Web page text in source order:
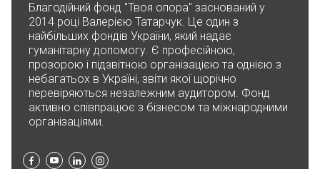
Благодійний фонд "Твоя опора" заснований у
2014 році Валерією Татарчук. Це один з
найбільших фондів України, який надає
гуманітарну допомогу. Є професійною,
прозорою і підзвітною організацією та однією з
небагатьох в Україні, звіти якої щорічно
перевіряються незалежним аудитором. Фонд
активно співпрацює з бізнесом та міжнародними
організаціями.